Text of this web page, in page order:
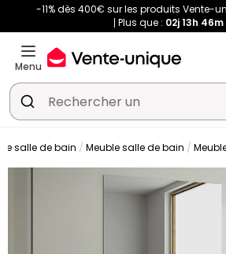
-11% dès 400€ sur les produits Vente-
Plus que : 02j13h 46m
Menu
salle de bain Meuble salle de bain